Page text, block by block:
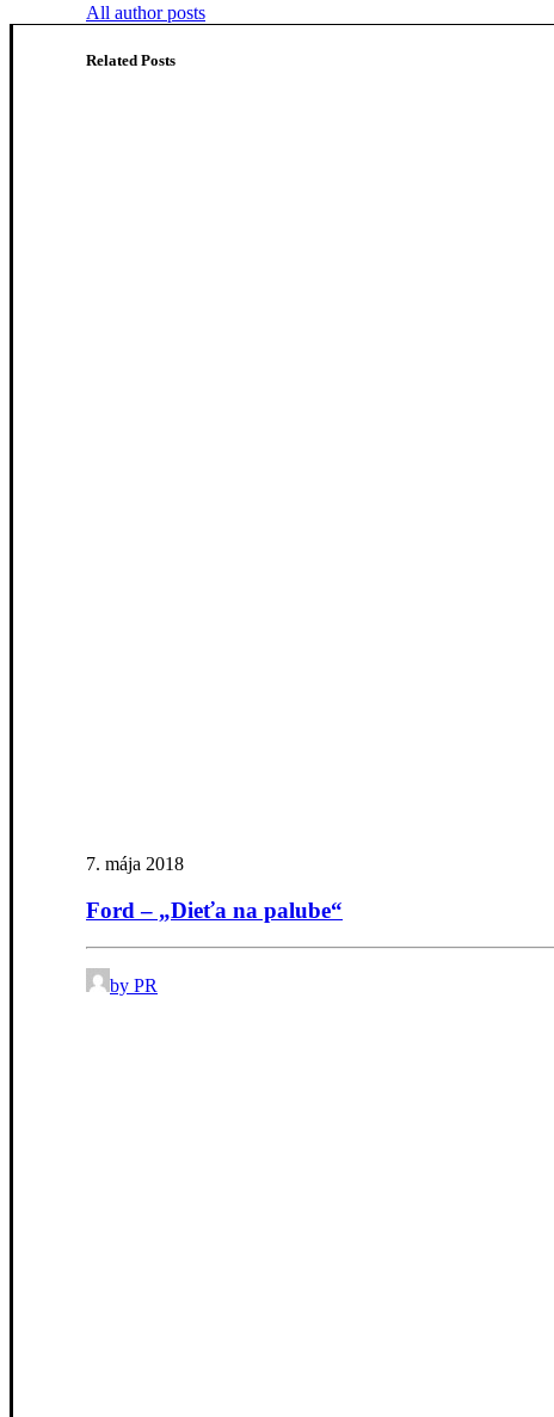
All author posts
Related Posts
7. mája 2018
Ford – „Dieťa na palube“
by PR